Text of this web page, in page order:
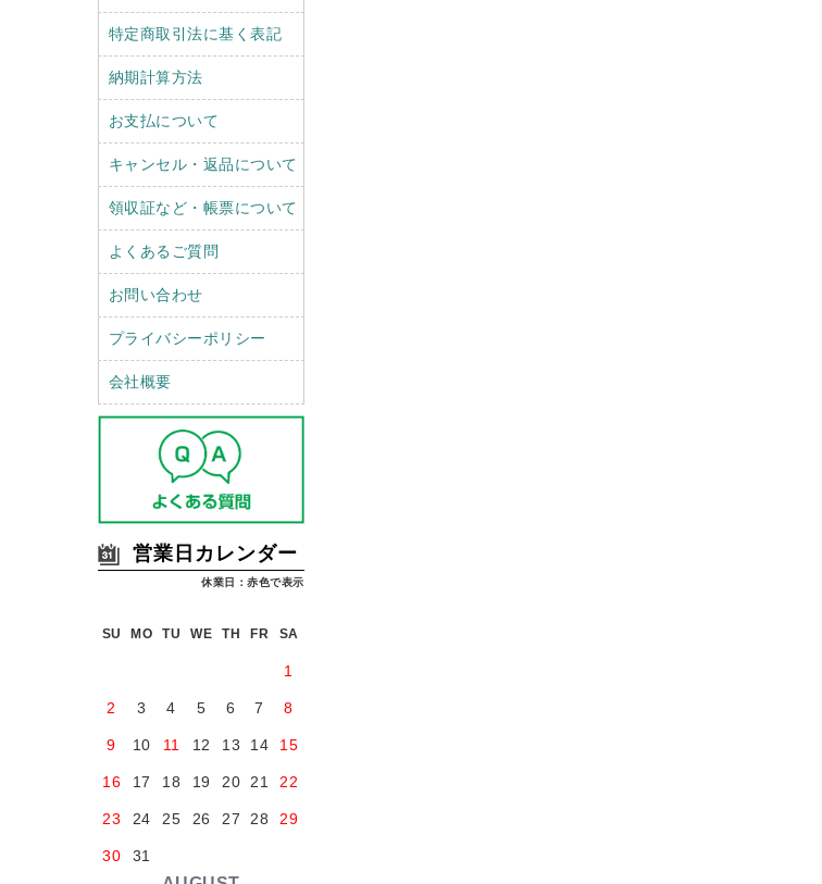
特定商取引法に基く表記
納期計算方法
お支払について
キャンセル・返品について
領収証など・帳票について
よくあるご質問
お問い合わせ
プライバシーポリシー
会社概要
営業日カレンダー
休業日：赤色で表示
SU MO TU WE TH FR SA
1
2 3 4 5 6 7 8
9 10 11 12 13 14 15
16 17 18 19 20 21 22
23 24 25 26 27 28 29
30 31